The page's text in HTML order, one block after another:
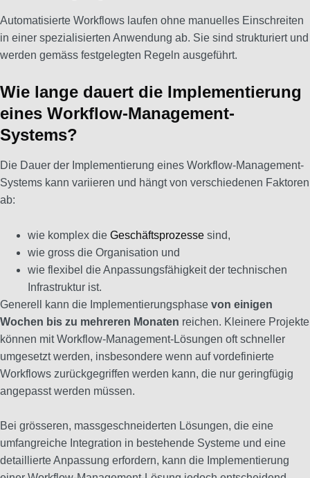
Automatisierte Workflows laufen ohne manuelles Einschreiten
in einer spezialisierten Anwendung ab. Sie sind strukturiert und
werden gemäss festgelegten Regeln ausgeführt.
Wie lange dauert die Implementierung
eines Workflow-Management-
Systems?
Die Dauer der Implementierung eines Workflow-Management-
Systems kann variieren und hängt von verschiedenen Faktoren
ab:
wie komplex die Geschäftsprozesse sind,
wie gross die Organisation und
wie flexibel die Anpassungsfähigkeit der technischen
Infrastruktur ist.
Generell kann die Implementierungsphase von einigen
Wochen bis zu mehreren Monaten reichen. Kleinere Projekte
können mit Workflow-Management-Lösungen oft schneller
umgesetzt werden, insbesondere wenn auf vordefinierte
Workflows zurückgegriffen werden kann, die nur geringfügig
angepasst werden müssen.
Bei grösseren, massgeschneiderten Lösungen, die eine
umfangreiche Integration in bestehende Systeme und eine
detaillierte Anpassung erfordern, kann die Implementierung